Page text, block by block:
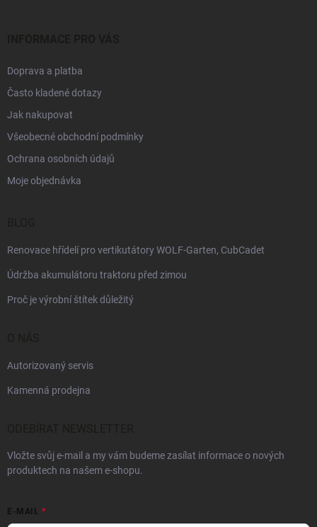
Doprava a platba
Často kladené dotazy
Jak nakupovat
Všeobecné obchodní podmínky
Ochrana osobních údajů
Moje objednávka
Renovace hřídelí pro vertikutátory WOLF-Garten, CubCadet
Údržba akumulátoru traktoru před zimou
Proč je výrobní štítek důležitý
Autorizovaný servis
Kamenná prodejna
Vložte svůj e-mail a my vám budeme zasílat informace o nových
produktech na našem e-shopu.
E-MAIL